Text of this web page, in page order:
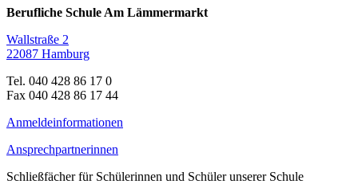
Berufliche Schule Am Lämmermarkt
Wallstraße 2
22087 Hamburg
Tel. 040 428 86 17 0
Fax 040 428 86 17 44
Anmeldeinformationen
Ansprechpartnerinnen
Schließfächer für Schülerinnen und Schüler unserer Schule